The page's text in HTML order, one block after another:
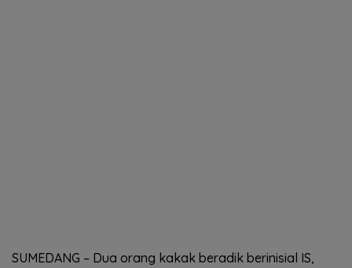
SUMEDANG – Dua orang kakak beradik berinisial IS,